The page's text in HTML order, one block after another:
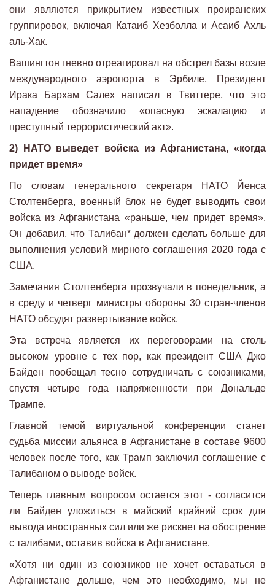
они являются прикрытием известных проиранских
группировок, включая Катаиб Хезболла и Асаиб Ахль
аль-Хак.
Вашингтон гневно отреагировал на обстрел базы возле
международного аэропорта в Эрбиле, Президент
Ирака Бархам Салех написал в Твиттере, что это
нападение обозначило «опасную эскалацию и
преступный террористический акт».
2) НАТО выведет войска из Афганистана, «когда
придет время»
По словам генерального секретаря НАТО Йенса
Столтенберга, военный блок не будет выводить свои
войска из Афганистана «раньше, чем придет время».
Он добавил, что Талибан* должен сделать больше для
выполнения условий мирного соглашения 2020 года с
США.
Замечания Столтенберга прозвучали в понедельник, а
в среду и четверг министры обороны 30 стран-членов
НАТО обсудят развертывание войск.
Эта встреча является их переговорами на столь
высоком уровне с тех пор, как президент США Джо
Байден пообещал тесно сотрудничать с союзниками,
спустя четыре года напряженности при Дональде
Трампе.
Главной темой виртуальной конференции станет
судьба миссии альянса в Афганистане в составе 9600
человек после того, как Трамп заключил соглашение с
Талибаном о выводе войск.
Теперь главным вопросом остается этот - согласится
ли Байден уложиться в майский крайний срок для
вывода иностранных сил или же рискнет на обострение
с талибами, оставив войска в Афганистане.
«Хотя ни один из союзников не хочет оставаться в
Афганистане дольше, чем это необходимо, мы не